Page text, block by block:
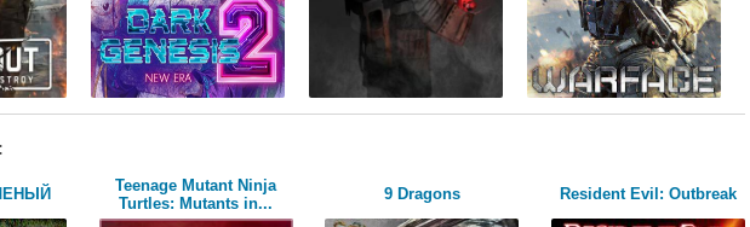
Teenage Mutant Ninja
Turtles: Mutants in...
9 Dragons Resident Evil: Outbreak